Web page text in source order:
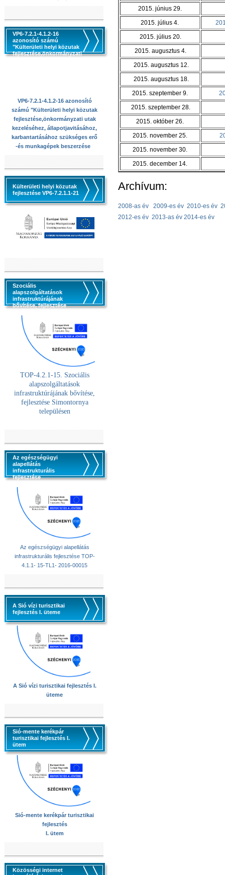
VP6-7.2.1-4.1.2-16
azonosító számú
"Külterületi helyi közutak
fejlesztése,önkormányzati
VP6-7.2.1-4.1.2-16 azonosító
számú "Külterületi helyi közutak
fejlesztése,önkormányzati utak
kezeléséhez, állapotjavitásához,
karbantartásához szükséges erő
-és munkagépek beszerzése
Külterületi helyi közutak
fejlesztése VP6-7.2.1.1-21
Szociális
alapszolgáltatások
infrastruktúrájának
bővítése, fejlesztése
TOP-4.2.1-15. Szociális
alapszolgáltatások
infrastruktúrájának bővítése,
fejlesztése Simontornya
településen
Az egészségügyi
alapellátás
infrastrukturális
fejlesztése
Az egészségügyi alapellátás
infrastrukturális fejlesztése TOP-
4.1.1- 15-TL1- 2016-00015
A Sió vízi turisztikai
fejlesztés I. üteme
A Sió vízi turisztikai fejlesztés I.
üteme
Sió-mente kerékpár
turisztikai fejlesztés I.
ütem
Sió-mente kerékpár turisztikai
fejlesztés
I. ütem
Közösségi internet
2015. június 29.
2015. július 4.
2015. július 20.
2015. augusztus 4.
2015. augusztus 12.
2015. augusztus 18.
2015. szeptember 9.
2015. szeptember 28.
2015. október 26.
2015. november 25.
2015. november 30.
2015. december 14.
Archívum:
2008-as év 2009-es év 2010-es év
2012-es év 2013-as év 2014-es év